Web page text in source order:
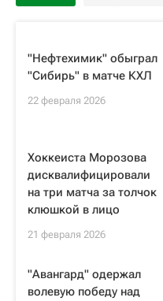
"Нефтехимик" обыграл
"Сибирь" в матче КХЛ
22 февраля 2026
Хоккеиста Морозова
дисквалифицировали
на три матча за толчок
клюшкой в лицо
21 февраля 2026
"Авангард" одержал
волевую победу над